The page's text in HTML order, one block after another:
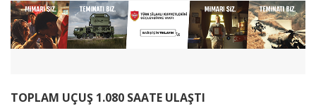
TOPLAM UÇUŞ 1.080 SAATE ULAŞTI